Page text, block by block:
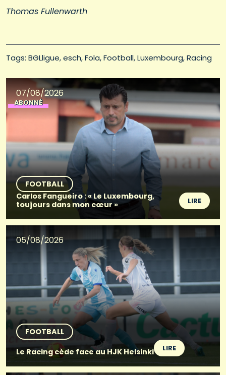
Thomas Fullenwarth
Tags: BGLligue esch Fola Football Luxembourg Racing
07/08/2026
ABONNÉ
FOOTBALL
Carlos Fangueiro : « Le Luxembourg,
toujours dans mon cœur »
LIRE
05/08/2026
FOOTBALL
Le Racing cède face au HJK Helsinki
LIRE